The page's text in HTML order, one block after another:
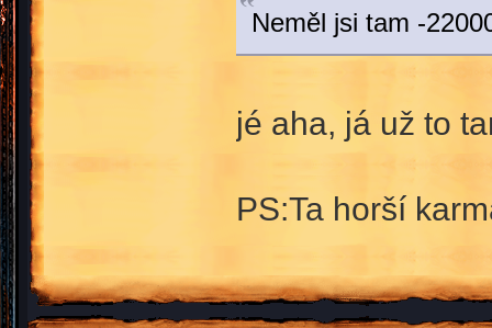
Neměl jsi tam -
jé aha, já už to
PS:Ta horší